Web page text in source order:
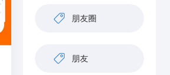
朋友圈
朋友